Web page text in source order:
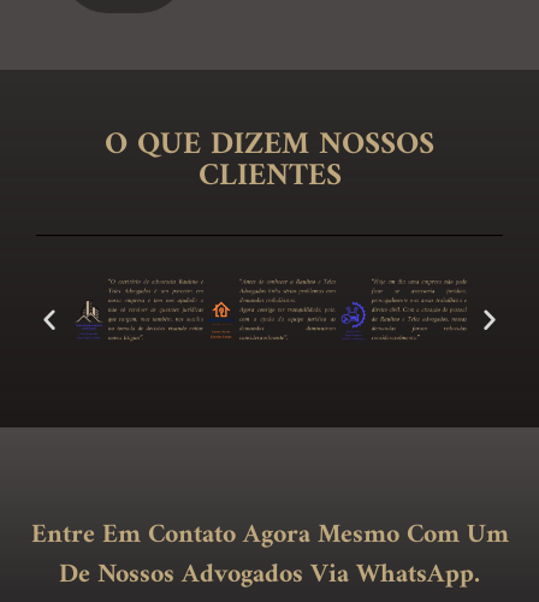
O QUE DIZEM NOSSOS
CLIENTES
Entre Em Contato Agora Mesmo Com Um
De Nossos Advogados Via WhatsApp.